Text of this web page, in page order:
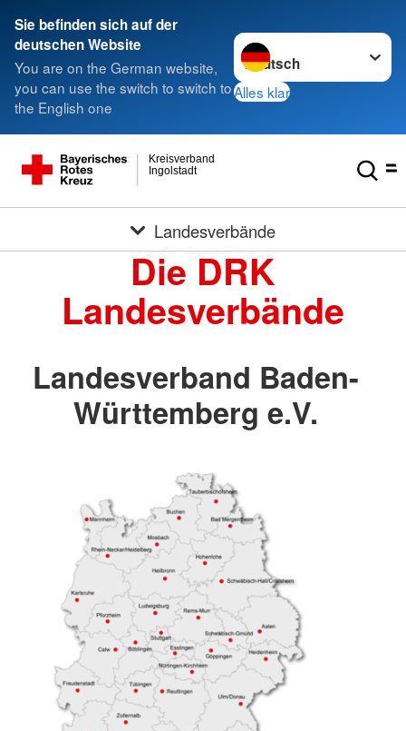
Sie befinden sich auf der
deutschen Website
You are on the German website,
you can use the switch to switch to
the English one
Sprache wechseln zu
Alles klar
Ingolstadt
Kreisverband
Landesverbände
Die DRK
Landesverbände
Landesverband Baden-
Württemberg e.V.